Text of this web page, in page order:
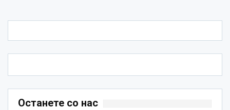
Останете со нас